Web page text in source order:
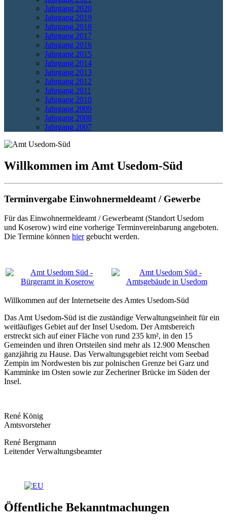
Jahrgang 2020
Jahrgang 2019
Jahrgang 2018
Jahrgang 2017
Jahrgang 2016
Jahrgang 2015
Jahrgang 2014
Jahrgang 2013
Jahrgang 2012
Jahrgang 2011
Jahrgang 2010
Jahrgang 2009
Jahrgang 2008
Jahrgang 2007
Willkommen im Amt Usedom-Süd
Terminvergabe Einwohnermeldeamt / Gewerbe
Für das Einwohnermeldeamt / Gewerbeamt (Standort Usedom
und Koserow) wird eine vorherige Terminvereinbarung angeboten.
Die Termine können hiergebucht werden.
Willkommen auf der Internetseite des Amtes Usedom-Süd
Das Amt Usedom-Süd ist die zuständige Verwaltungseinheit für ein
weitläufiges Gebiet auf der Insel Usedom. Der Amtsbereich
erstreckt sich auf einer Fläche von rund 235 km², in den 15
Gemeinden und ihren Ortsteilen sind mehr als 12.900 Menschen
ganzjährig zu Hause. Das Verwaltungsgebiet reicht vom Seebad
Zempin im Nordwesten bis zur polnischen Grenze bei Garz und
Kamminke im Osten sowie zur Zecheriner Brücke im Süden der
Insel.
René König
Amtsvorsteher
René Bergmann
Leitender Verwaltungsbeamter
Öffentliche Bekanntmachungen